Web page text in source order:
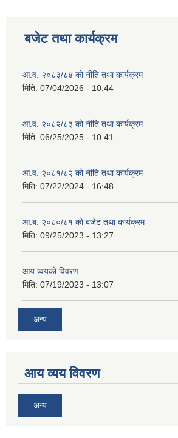
बजेट तथा कार्यक्रम
आ.व. २०८३/८४ को नीति तथा कार्यक्रम
मिति: 07/04/2026 - 10:44
आ.व. २०८२/८३ को नीति तथा कार्यक्रम
मिति: 06/25/2025 - 10:41
आ.व. २०८१/८२ को नीति तथा कार्यक्रम
मिति: 07/22/2024 - 16:48
आ.ब. २०८०/८१ को बजेट तथा कार्यक्रम
मिति: 09/25/2023 - 13:27
आय व्वयको विवरण
मिति: 07/19/2023 - 13:07
अन्य
आय व्यय विवरण
अन्य